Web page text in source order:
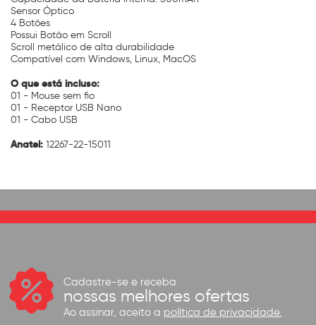
Sensor Óptico
4 Botões
Possui Botão em Scroll
Scroll metálico de alta durabilidade
Compatível com Windows, Linux, MacOS
O que está incluso:
01 - Mouse sem fio
01 - Receptor USB Nano
01 - Cabo USB
Anatel: 12267-22-15011
Cadastre-se e receba
nossas melhores ofertas
Ao assinar, aceito a política de privacidade.